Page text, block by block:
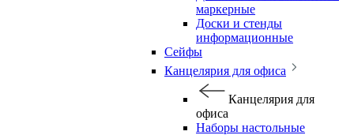
маркерные
Доски и стенды
информационные
Сейфы
Канцелярия для офиса
Канцелярия для
офиса
Наборы настольные